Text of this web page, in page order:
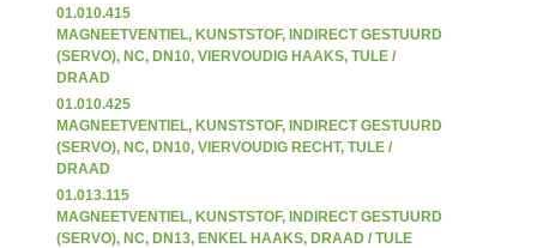
01.010.415
MAGNEETVENTIEL, KUNSTSTOF, INDIRECT GESTUURD
(SERVO), NC, DN10, VIERVOUDIG HAAKS, TULE /
DRAAD
01.010.425
MAGNEETVENTIEL, KUNSTSTOF, INDIRECT GESTUURD
(SERVO), NC, DN10, VIERVOUDIG RECHT, TULE /
DRAAD
01.013.115
MAGNEETVENTIEL, KUNSTSTOF, INDIRECT GESTUURD
(SERVO), NC, DN13, ENKEL HAAKS, DRAAD / TULE